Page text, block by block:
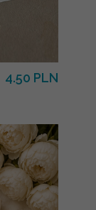
4.50 PLN